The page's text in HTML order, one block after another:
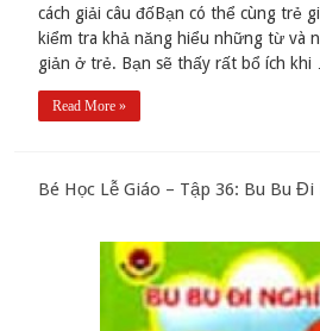
cách giải câu đốBạn có thể cùng trẻ
kiểm tra khả năng hiểu những từ và
giản ở trẻ. Bạn sẽ thấy rất bổ ích khi
Read More »
Bé Học Lễ Giáo – Tập 36: Bu Bu